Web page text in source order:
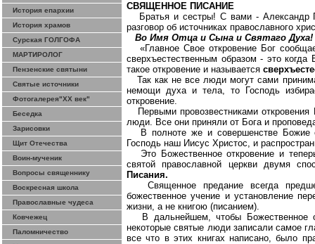
История епархии
История храмов
Сурская ГОЛГОФА
МАРТИРОЛОГ
Пензенские святыни
Святые источники
Фотогалерея"ХХ век"
Беседка
Зарисовки
Щит Отечества
Воин-мученик
Вопросы священнику
Воскресная школа
Православные чудеса
Ковчежец
Паломничество
СВЯЩЕННОЕ ПИСАНИЕ
Братья и сестры! С вами - Александр
разговор об источниках православного
Во Имя Отца и Сына и Святаго Духа!
«Главное Свое откровение Бог
сверхъестественным образом - это
такое откровение и называется
Так как не все люди могут сами
немощи духа и тела, то Господь
откровение.
Первыми провозвестниками
люди. Все они приняли от Бога и
В полноте же и совершенстве Божие
Господь наш Иисус Христос, и
Это Божественное откровение и
святой православной церкви двумя
Писания.
Священное предание всегда
божественное учение и установление
жизни, а не книгою (писанием).
В дальнейшем, чтобы Божественное
некоторые святые люди записали самое
все что в этих книгах написано, было